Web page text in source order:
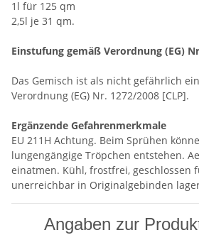
1l für 125 qm
2,5l je 31 qm.
Einstufung gemäß Verordnung (EG)
Das Gemisch ist als nicht gefährlich
Verordnung (EG) Nr. 1272/2008 [CLP].
Ergänzende Gefahrenmerkmale
EU 211H Achtung. Beim Sprühen
lungengängige Tröpchen entstehen.
einatmen. Kühl, frostfrei, geschlossen
unerreichbar in Originalgebinden
Angaben zur